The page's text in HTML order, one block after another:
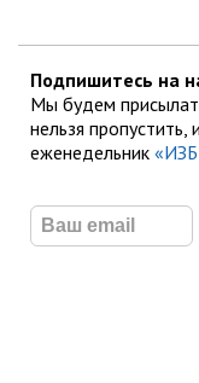
Подпишитесь на
Мы будем
нельзя
еженедельник